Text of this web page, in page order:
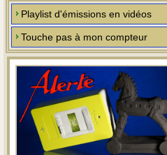
Playlist d'émissions en vidéos
Touche pas à mon compteur